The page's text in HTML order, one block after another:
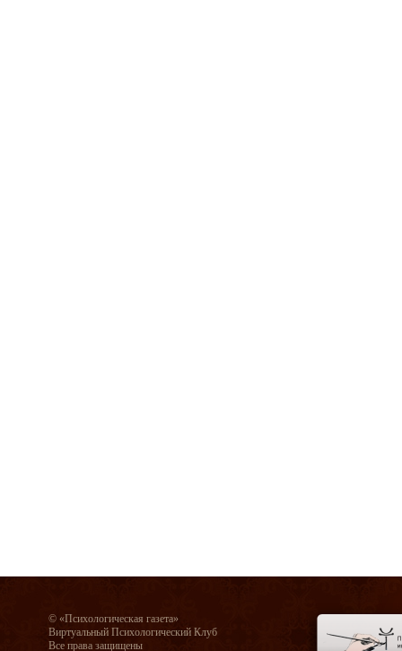
© «Психологическая газета»
Виртуальный Психологический Клуб
Все права защищены